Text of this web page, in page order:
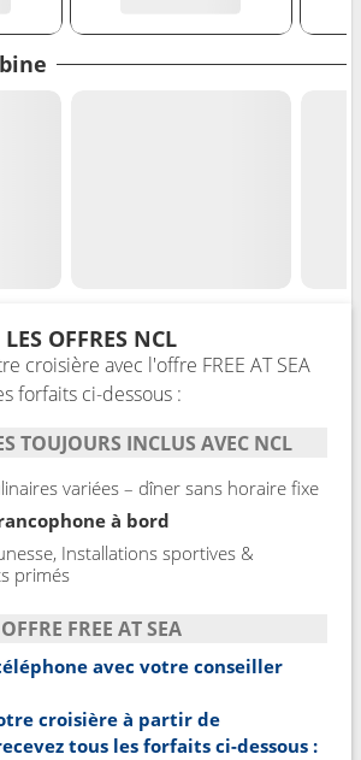
LES OFFRES NCL
croisière avec l'offre FREE AT SEA
forfaits ci-dessous :
TOUJOURS INCLUS AVEC NCL
variées – dîner sans horaire fixe
à bord
Installations sportives &
primés
OFFRE FREE AT SEA
avec votre conseiller
croisière à partir de
tous les forfaits ci-dessous :